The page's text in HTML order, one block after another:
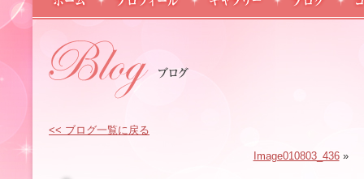
<< ブログ一覧に戻る
Image010803_436»